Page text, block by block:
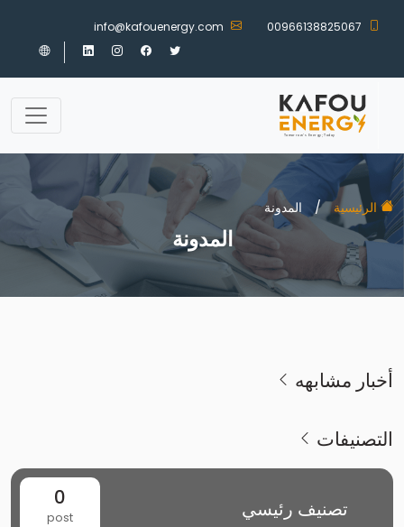
00966138825067
info@kafouenergy.com
الرئيسية / المدونة
المدونة
أخبار مشابهه
التصنيفات
تصنيف رئيسي post